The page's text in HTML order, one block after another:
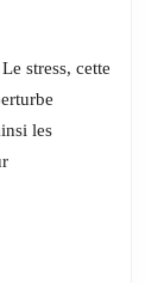
stress, cette
les